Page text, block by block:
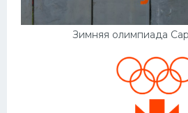
Зимняя олимпиада